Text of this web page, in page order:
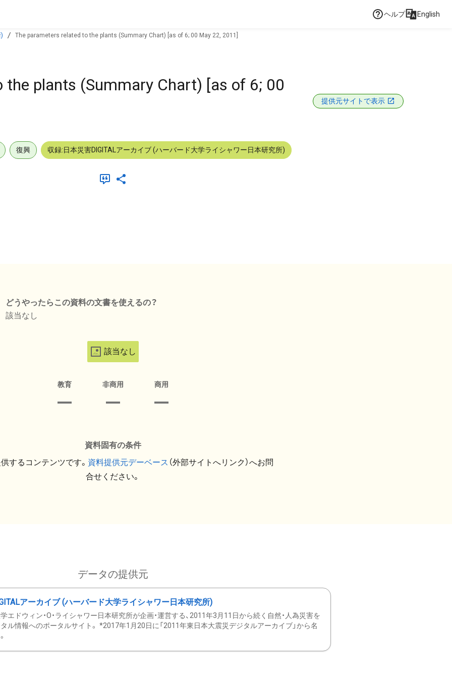
ヘルプ English
The parameters related to the plants (Summary Chart) [as of 6; 00 May 22, 2011]
plants (Summary Chart) [as of 6; 00
提供元サイトで表示
復興 収録:日本災害DIGITALアーカイブ (ハーバード大学ライシャワー日本研究所)
どうやったらこの資料の文書を使えるの？
該当なし
該当なし
教育 非商用 商用
資料固有の条件
するコンテンツです。 資料提供元デーベース （外部サイトへリンク）へお問
合せください。
データの提供元
アーカイブ (ハーバード大学ライシャワー日本研究所)
エドウィン・O・ライシャワー日本研究所が企画・運営する、2011年3月11日から続く自然・人為災害を
ル情報へのポータルサイト。 *2017年1月20日に「2011年東日本大震災デジタルアーカイブ」から名